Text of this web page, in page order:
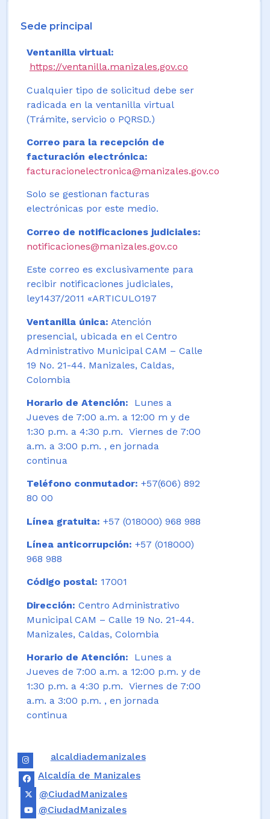
Sede principal
Ventanilla virtual:
https://ventanilla.manizales.gov.co
Cualquier tipo de solicitud debe ser
radicada en la ventanilla virtual
(Trámite, servicio o PQRSD.)
Correo para la recepción de
facturación electrónica:
facturacionelectronica@manizales.gov.co
Solo se gestionan facturas
electrónicas por este medio.
Correo de notificaciones judiciales:
notificaciones@manizales.gov.co
Este correo es exclusivamente para
recibir notificaciones judiciales,
ley1437/2011 «ARTICULO197
Ventanilla única: Atención
presencial, ubicada en el Centro
Administrativo Municipal CAM – Calle
19 No. 21-44. Manizales, Caldas,
Colombia
Horario de Atención:
Lunes a
Jueves de 7:00 a.m. a 12:00 m y de
1:30 p.m. a 4:30 p.m. Viernes de 7:00
a.m. a 3:00 p.m. , en jornada
continua
Teléfono conmutador: +57(606) 892
80 00
Línea gratuita: +57 (018000) 968 988
Línea anticorrupción: +57 (018000)
968 988
Código postal: 17001
Dirección: Centro Administrativo
Municipal CAM – Calle 19 No. 21-44.
Manizales, Caldas, Colombia
Horario de Atención: Lunes a
Jueves de 7:00 a.m. a 12:00 p.m. y de
1:30 p.m. a 4:30 p.m. Viernes de 7:00
a.m. a 3:00 p.m. , en jornada
continua
alcaldiademanizales
Alcaldía de Manizales
@CiudadManizales
@CiudadManizales